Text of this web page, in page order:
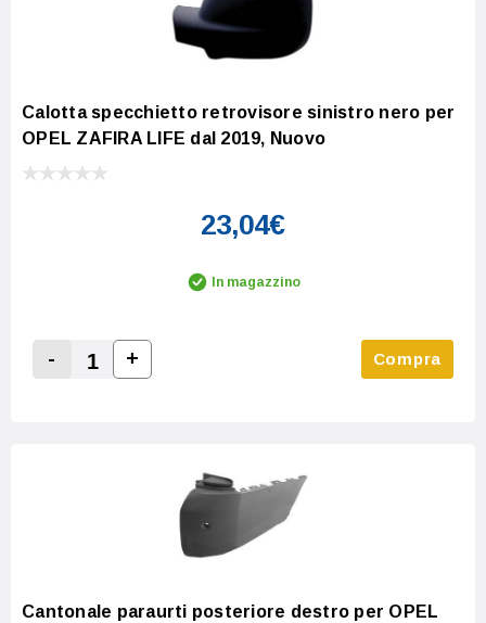
Calotta specchietto retrovisore sinistro nero per
OPEL ZAFIRA LIFE dal 2019, Nuovo
23,04€
In magazzino
Decrease Quantity:
-
Increase Quantity:
+ Compra
Cantonale paraurti posteriore destro per OPEL